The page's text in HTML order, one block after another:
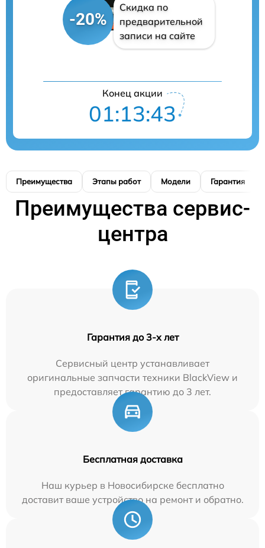
-20%
Скидка по
предварительной
записи на сайте
Конец акции
01:13:42
Преимущества Этапы работ Модели Гарантия
Преимущества сервис-
центра
Гарантия до 3-х лет
Сервисный центр устанавливает
оригинальные запчасти техники BlackView и
предоставляет гарантию до 3 лет.
Бесплатная доставка
Наш курьер в Новосибирске бесплатно
доставит ваше устройство на ремонт и обратно.